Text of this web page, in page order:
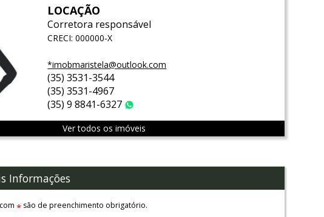
LOCAÇÃO
Corretora responsável
CRECI: 000000-X
*imobmaristela@outlook.com
(35) 3531-3544
(35) 3531-4967
(35) 9 8841-6327
Ver todos os imóveis
Informações
*são de preenchimento obrigatório.